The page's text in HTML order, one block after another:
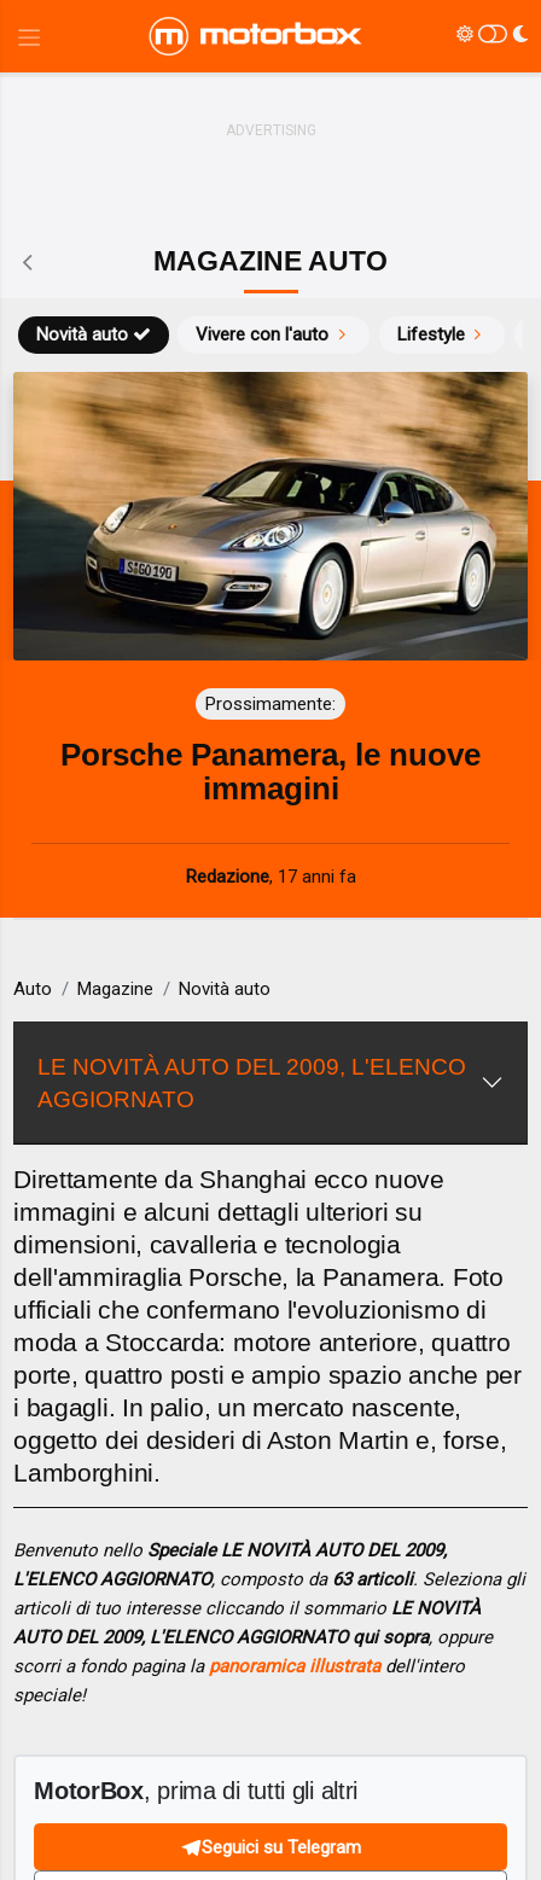
MAGAZINE AUTO
Novità auto Vivere con l'auto Lifestyle
Prossimamente:
Porsche Panamera, le nuove
immagini
Redazione, 17 anni fa
Auto Magazine Novità auto
LE NOVITÀ AUTO DEL 2009, L'ELENCO
AGGIORNATO
Direttamente da Shanghai ecco nuove
immagini e alcuni dettagli ulteriori su
dimensioni, cavalleria e tecnologia
dell'ammiraglia Porsche, la Panamera. Foto
ufficiali che confermano l'evoluzionismo di
moda a Stoccarda: motore anteriore, quattro
porte, quattro posti e ampio spazio anche per
i bagagli. In palio, un mercato nascente,
oggetto dei desideri di Aston Martin e, forse,
Lamborghini.
Benvenuto nello Speciale LE NOVITÀ AUTO DEL 2009,
L'ELENCO AGGIORNATO, composto da 63 articoli. Seleziona gli
articoli di tuo interesse cliccando il sommario LE NOVITÀ
AUTO DEL 2009, L'ELENCO AGGIORNATO qui sopra, oppure
scorri a fondo pagina la panoramica illustratadell'intero
speciale!
MotorBox, prima di tutti gli altri
Seguici su Telegram